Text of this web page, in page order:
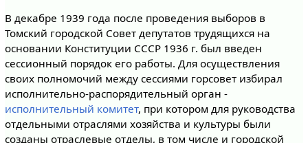
В декабре 1939 года после проведения выборов в
Томский городской Совет депутатов трудящихся на
основании Конституции СССР 1936 г. был введен
сессионный порядок его работы. Для осуществления
своих полномочий между сессиями горсовет избирал
исполнительно-распорядительный орган -
исполнительный комитет, при котором для руководства
отдельными отраслями хозяйства и культуры были
созданы отраслевые отделы, в том числе и городской